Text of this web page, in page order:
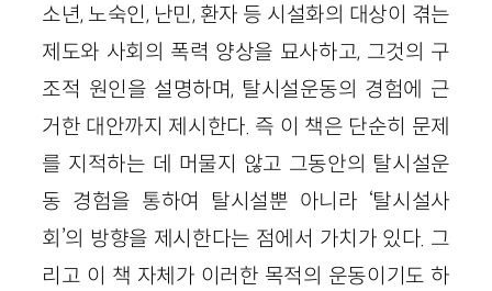
소년, 노숙인, 난민, 환자 등 시설화의 대상이 겪는
제도와 사회의 폭력 양상을 묘사하고, 그것의 구
조적 원인을 설명하며, 탈시설운동의 경험에 근
거한 대안까지 제시한다. 즉 이 책은 단순히 문제
를 지적하는 데 머물지 않고 그동안의 탈시설운
동 경험을 통하여 탈시설뿐 아니라 ‘탈시설사
회’의 방향을 제시한다는 점에서 가치가 있다. 그
리고 이 책 자체가 이러한 목적의 운동이기도 하